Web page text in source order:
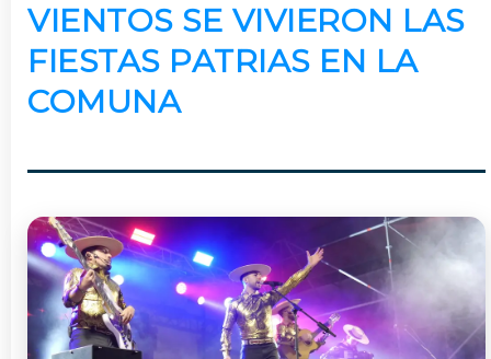
VIENTOS SE VIVIERON LAS
FIESTAS PATRIAS EN LA
COMUNA